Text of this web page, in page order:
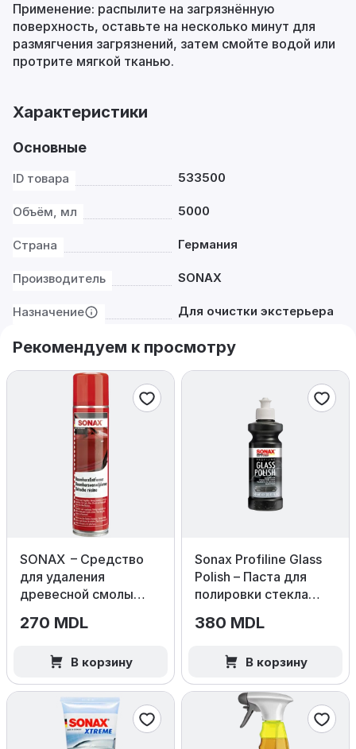
Применение: распылите на загрязнённую
поверхность, оставьте на несколько минут для
размягчения загрязнений, затем смойте водой или
протрите мягкой тканью.
Характеристики
Основные
ID товара 533500
Объём, мл 5000
Страна Германия
Производитель SONAX
Назначение Для очистки экстерьера
Рекомендуем к просмотру
SONAX – Средство
для удаления
древесной смолы
270 MDL
В корзину
Sonax Profiline Glass
Polish – Паста для
полировки стекла
380 MDL
В корзину